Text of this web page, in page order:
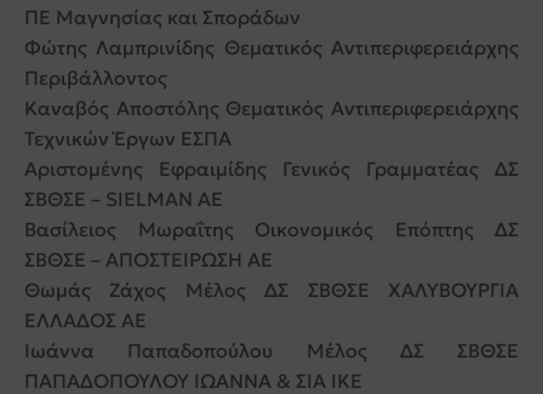
ΠΕ Μαγνησίας και Σποράδων
Φώτης Λαμπρινίδης Θεματικός Αντιπεριφερειάρχης
Περιβάλλοντος
Καναβός Αποστόλης Θεματικός Αντιπεριφερειάρχης
Τεχνικών Έργων ΕΣΠΑ
Αριστομένης Εφραιμίδης Γενικός Γραμματέας ΔΣ
ΣΒΘΣΕ – SIELMAN AE
Βασίλειος Μωραΐτης Οικονομικός Επόπτης ΔΣ
ΣΒΘΣΕ – ΑΠΟΣΤΕΙΡΩΣΗ ΑΕ
Θωμάς Ζάχος Μέλος ΔΣ ΣΒΘΣΕ ΧΑΛΥΒΟΥΡΓΙΑ
ΕΛΛΑΔΟΣ ΑΕ
Ιωάννα Παπαδοπούλου Μέλος ΔΣ ΣΒΘΣΕ
ΠΑΠΑΔΟΠΟΥΛΟΥ ΙΩΑΝΝΑ & ΣΙΑ ΙΚΕ